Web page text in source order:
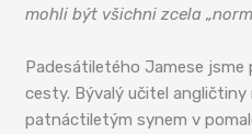
mohli být všichni zcela
Padesátiletého Jamese jsme
cesty. Bývalý učitel
patnáctiletým synem v